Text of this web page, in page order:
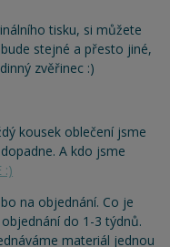
tisku, si můžete
stejné a přesto jiné,
zvěřinec :)
kousek oblečení jsme
A kdo jsme
:)
na objednání. Co je
do 1-3 týdnů.
materiál jednou